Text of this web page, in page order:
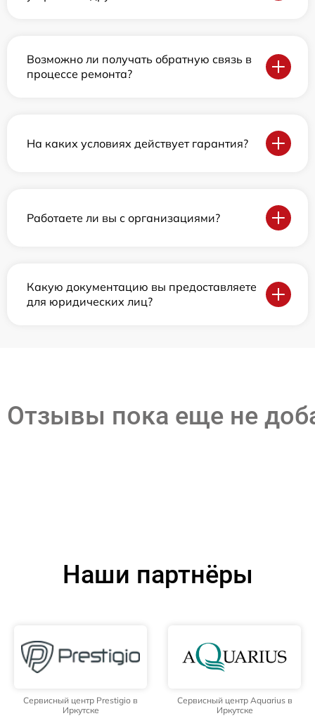
Возможно ли получать обратную связь в
процессе ремонта?
На каких условиях действует гарантия?
Работаете ли вы с организациями?
Какую документацию вы предоставляете
для юридических лиц?
Отзывы пока еще не
Наши партнёры
Сервисный центр Prestigio в
Иркутске
Сервисный центр Aquarius в
Иркутске